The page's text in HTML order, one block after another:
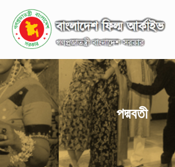
পদ্মবতী